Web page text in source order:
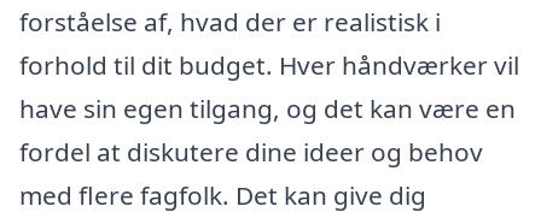
forståelse af, hvad der er realistisk i
forhold til dit budget. Hver håndværker vil
have sin egen tilgang, og det kan være en
fordel at diskutere dine ideer og behov
med flere fagfolk. Det kan give dig